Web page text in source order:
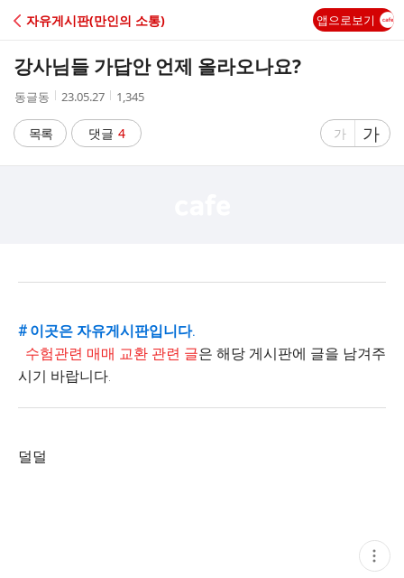
C
A
자유게시판(만인의 소통) 앱으로보기
강사님들 가답안 언제 올라오나요?
작
자
동글동
작
시
간
23.05.27
조
수
1,345
목록 댓글 4
글
가
글
자
가
# 이곳은 자유게시판입니다.
수험관련 매매 교환 관련 글은 해당 게시판에 글을 남겨주
시기 바랍니다.
덜덜
현
재